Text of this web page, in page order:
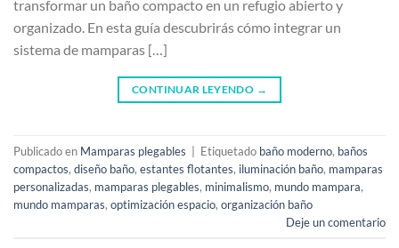
transformar un baño compacto en un refugio abierto y
organizado. En esta guía descubrirás cómo integrar un
sistema de mamparas […]
CONTINUAR LEYENDO →
Publicado en Mamparas plegables Etiquetado baño moderno, baños
compactos, diseño baño, estantes flotantes, iluminación baño, mamparas
personalizadas, mamparas plegables, minimalismo, mundo mampara,
mundo mamparas, optimización espacio, organización baño
Deje un comentario